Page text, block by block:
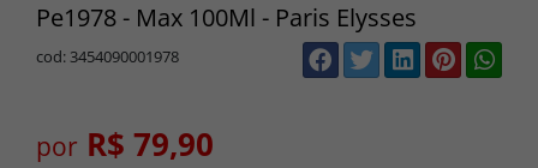
Pe1978 - Max 100Ml - Paris Elysses
cod: 3454090001978
por R$ 79,90